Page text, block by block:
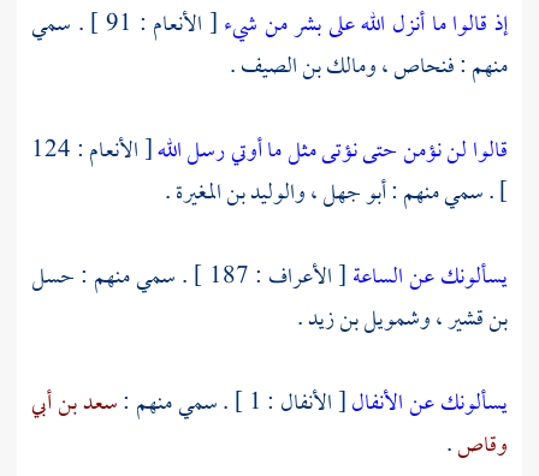
إذ قالوا ما أنزل الله على بشر من شيء
[ الأنعام : 91 ] . سمي
منهم :فنحاص،ومالك بن الصيف.
قالوا لن نؤمن حتى نؤتى مثل ما أوتي رسل الله
[ الأنعام : 124
] . سمي منهم :أبو جهل ،والوليد بن المغيرة.
يسألونك عن الساعة[ الأعراف : 187 ] . سمي منهم :
حسل
بن قشير،وشمويل بن زيد.
يسألونك عن الأنفال[ الأنفال : 1 ] . سمي منهم :
سعد بن أبي
وقاص.